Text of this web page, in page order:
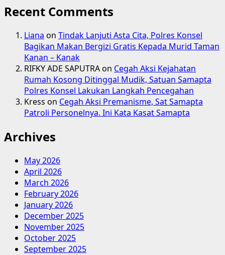
Recent Comments
Liana on Tindak Lanjuti Asta Cita, Polres Konsel
Bagikan Makan Bergizi Gratis Kepada Murid Taman
Kanan – Kanak
RIFKY ADE SAPUTRAon Cegah Aksi Kejahatan
Rumah Kosong Ditinggal Mudik, Satuan Samapta
Polres Konsel Lakukan Langkah Pencegahan
Kress on Cegah Aksi Premanisme, Sat Samapta
Patroli Personelnya. Ini Kata Kasat Samapta
Archives
May 2026
April 2026
March 2026
February 2026
January 2026
December 2025
November 2025
October 2025
September 2025